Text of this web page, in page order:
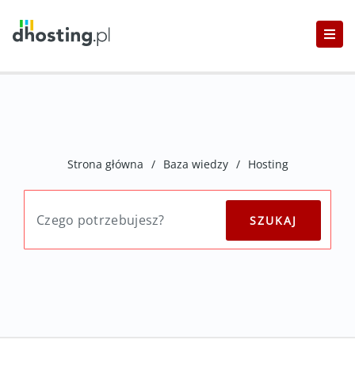
Strona główna / Baza wiedzy / Hosting